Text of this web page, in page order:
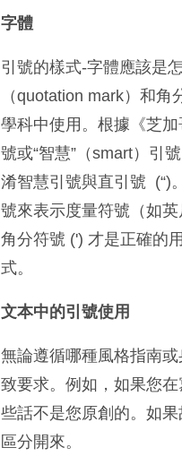
字體
引號的樣式-字體應該是
（quotation mark）和
學科中使用。根據《芝加
號或“智慧”（smart）引
淆智慧引號與直引號 (“)
號來表示度量符號（如
角分符號 (ʹ) 才是正確的
式。
文本中的引號使用
無論遵循哪種風格指南
致要求。例如，如果您
些話不是您原創的。如
區分開來。